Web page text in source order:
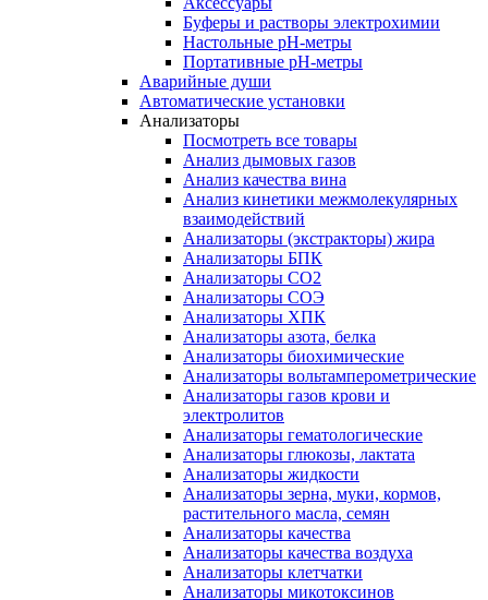
Буферы и растворы электрохимии
Настольные рН-метры
Портативные рН-метры
Аварийные души
Автоматические установки
Анализаторы
Посмотреть все товары
Анализ дымовых газов
Анализ качества вина
Анализ кинетики межмолекулярных
взаимодействий
Анализаторы (экстракторы) жира
Анализаторы БПК
Анализаторы СО2
Анализаторы СОЭ
Анализаторы ХПК
Анализаторы азота, белка
Анализаторы биохимические
Анализаторы вольтамперометрические
Анализаторы газов крови и
электролитов
Анализаторы гематологические
Анализаторы глюкозы, лактата
Анализаторы жидкости
Анализаторы зерна, муки, кормов,
растительного масла, семян
Анализаторы качества
Анализаторы качества воздуха
Анализаторы клетчатки
Анализаторы микотоксинов